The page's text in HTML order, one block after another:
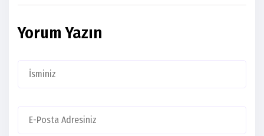
Yorum Yazın